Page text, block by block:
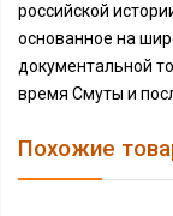
российской
основанное на
документальной
время Смуты и
Похожие